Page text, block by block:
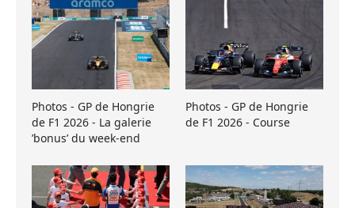
Photos - GP de Hongrie
de F1 2026 - La galerie
’bonus’ du week-end
Photos - GP de Hongrie
de F1 2026 - Course